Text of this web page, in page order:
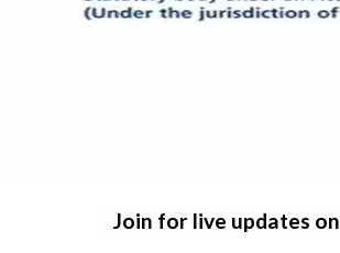
Join for live updates on